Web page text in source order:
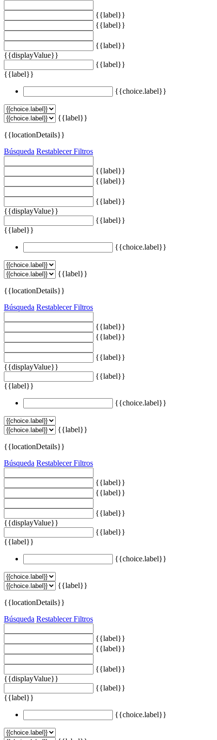
{{label}}
{{label}}
{{label}}
{{displayValue}}
{{label}}
{{label}}
{{choice.label}}
{{label}}
{{locationDetails}}
Búsqueda Restablecer Filtros
{{label}}
{{label}}
{{label}}
{{displayValue}}
{{label}}
{{label}}
{{choice.label}}
{{label}}
{{locationDetails}}
Búsqueda Restablecer Filtros
{{label}}
{{label}}
{{label}}
{{displayValue}}
{{label}}
{{label}}
{{choice.label}}
{{label}}
{{locationDetails}}
Búsqueda Restablecer Filtros
{{label}}
{{label}}
{{label}}
{{displayValue}}
{{label}}
{{label}}
{{choice.label}}
{{label}}
{{locationDetails}}
Búsqueda Restablecer Filtros
{{label}}
{{label}}
{{label}}
{{displayValue}}
{{label}}
{{label}}
{{choice.label}}